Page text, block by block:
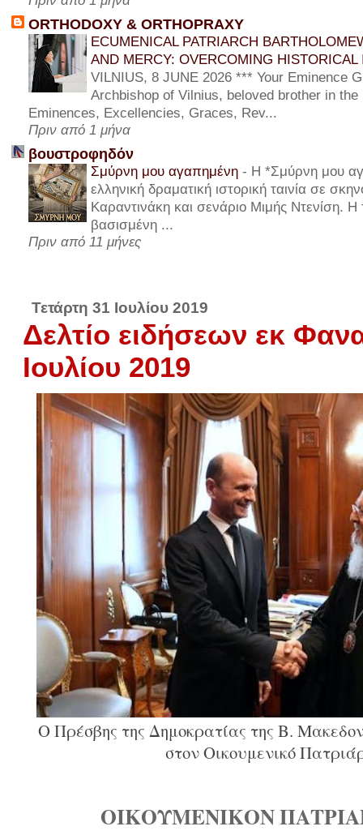
ORTHODOXY & ORTHOPRAXY
ECUMENICAL PATRIARCH
AND MERCY: OVERCOMING HISTORICAL
VILNIUS, 8 JUNE 2026 *** Your Eminence
Archbishop of Vilnius, beloved brother in the
Eminences, Excellencies, Graces, Rev...
Πριν από 1 μήνα
βουστροφηδόν
Σμύρνη μου αγαπημένη - Η *Σμύρνη μου
ελληνική δραματική ιστορική ταινία σε
Καραντινάκη και σενάριο Μιμής Ντενίση. Η
βασισμένη ...
Πριν από 11 μήνες
Τετάρτη 31 Ιουλίου 2019
Δελτίο ειδήσεων εκ
Ιουλίου 2019
Ο Πρέσβης της Δημοκρατίας της Β.
στον Οικουμενικό
ΟΙΚΟΥΜΕΝΙΚΟΝ